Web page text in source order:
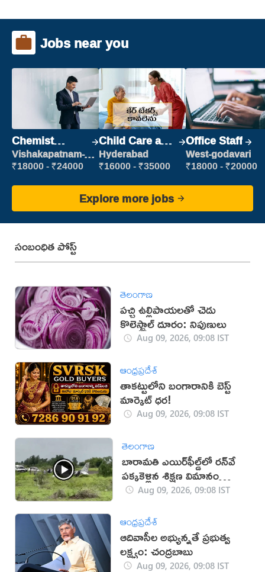
Jobs near you
Chemist
Production
Executive
Vishakapatnam-
new
₹18000 - ₹24000
Child Care and
Patient care
Hyderabad
₹16000 - ₹35000
Office Staff
West-godavari
₹18000 - ₹20000
Explore more jobs
సంబంధిత పోస్ట్
తెలంగాణ
పచ్చి ఉల్లిపాయలతో చెడు
కొలెస్ట్రాల్ దూరం: నిపుణులు
Aug 09, 2026, 09:08 IST
ఆంధ్రప్రదేశ్
తాకట్టులోని బంగారానికి బెస్ట్
మార్కెట్ ధర!
Aug 09, 2026, 09:08 IST
తెలంగాణ
బారామతి ఎయిర్‌ఫీల్డ్‌లో రన్‌వే
పక్కకెళ్లిన శిక్షణ విమానం
(వీడియో)
Aug 09, 2026, 09:08 IST
ఆంధ్రప్రదేశ్
ఆదివాసీల అభ్యున్నతే ప్రభుత్వ
లక్ష్యం: చంద్రబాబు
Aug 09, 2026, 09:08 IST